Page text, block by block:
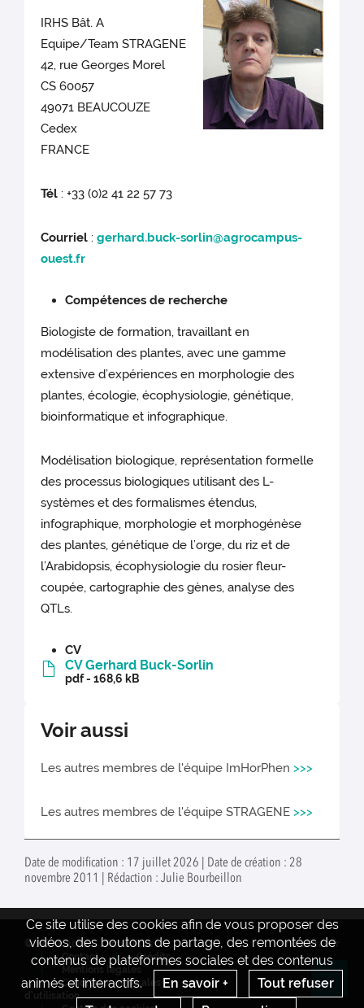
IRHS Bât. A
Equipe/Team STRAGENE
42, rue Georges Morel
CS 60057
49071 BEAUCOUZE
Cedex
FRANCE
Tél : +33 (0)2 41 22 57 73
Courriel :gerhard.buck-sorlin@agrocampus-
ouest.fr
Compétences de recherche
Biologiste de formation, travaillant en
modélisation des plantes, avec une gamme
extensive d’expériences en morphologie des
plantes, écologie, écophysiologie, génétique,
bioinformatique et infographique.
Modélisation biologique, représentation formelle
des processus biologiques utilisant des L-
systèmes et des formalismes étendus,
infographique, morphologie et morphogénèse
des plantes, génétique de l’orge, du riz et de
l’Arabidopsis, écophysiologie du rosier fleur-
coupée, cartographie des gènes, analyse des
QTLs.
CV
CV Gerhard Buck-Sorlin
pdf - 168,6 kB
Voir aussi
Les autres membres de l'équipe ImHorPhen>>>
Les autres membres de l'équipe STRAGENE>>>
Date de modification : 17 juillet 2026 | Date de création : 28
novembre 2011 | Rédaction : Julie Bourbeillon
Ce site utilise des cookies afin de vous proposer des
vidéos, des boutons de partage, des remontées de
contenus de plateformes sociales et des contenus
animés et interactifs.
En savoir +
Tout refuser
© INRAE 2022
Actualités
Contact
Crédits
Mentions legales
Conditions générales
d'utilisation
www.inrae.fr